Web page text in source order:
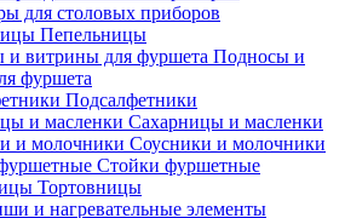
для столовых приборов
Пепельницы
Подносы и
фуршета
Подсалфетники
Сахарницы и масленки
Соусники и молочники
Стойки фуршетные
Тортовницы